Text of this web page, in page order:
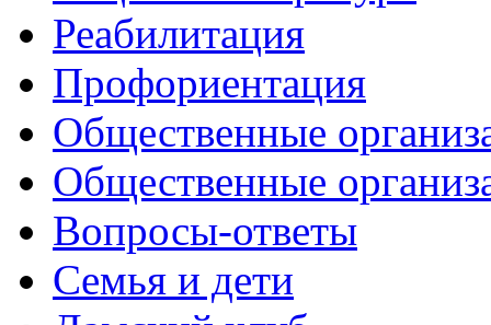
Реабилитация
Профориентация
Общественные
Общественные
Вопросы-ответы
Семья и дети